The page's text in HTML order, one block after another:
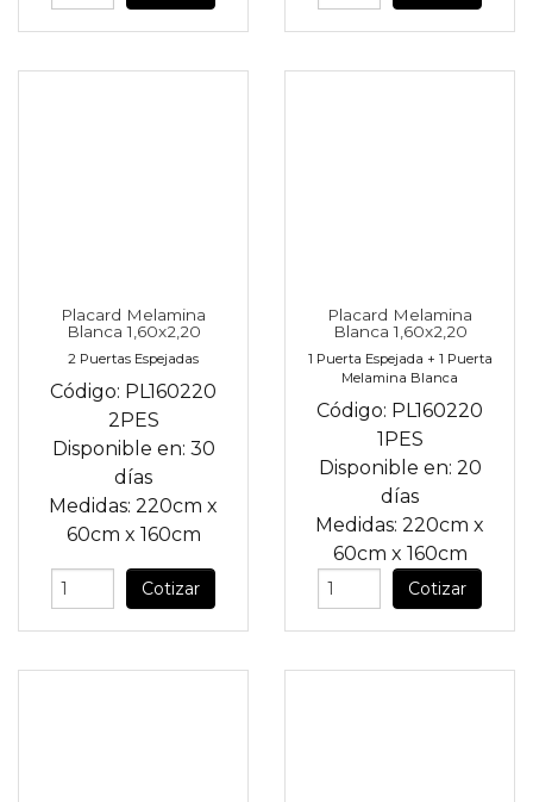
Placard Melamina
Blanca 1,60x2,20
2 Puertas Espejadas
Código: PL160220
2PES
Disponible en: 30
días
Medidas: 220cm x
60cm x 160cm
Cotizar
Placard Melamina
Blanca 1,60x2,20
1 Puerta Espejada + 1 Puerta
Melamina Blanca
Código: PL160220
1PES
Disponible en: 20
días
Medidas: 220cm x
60cm x 160cm
Cotizar